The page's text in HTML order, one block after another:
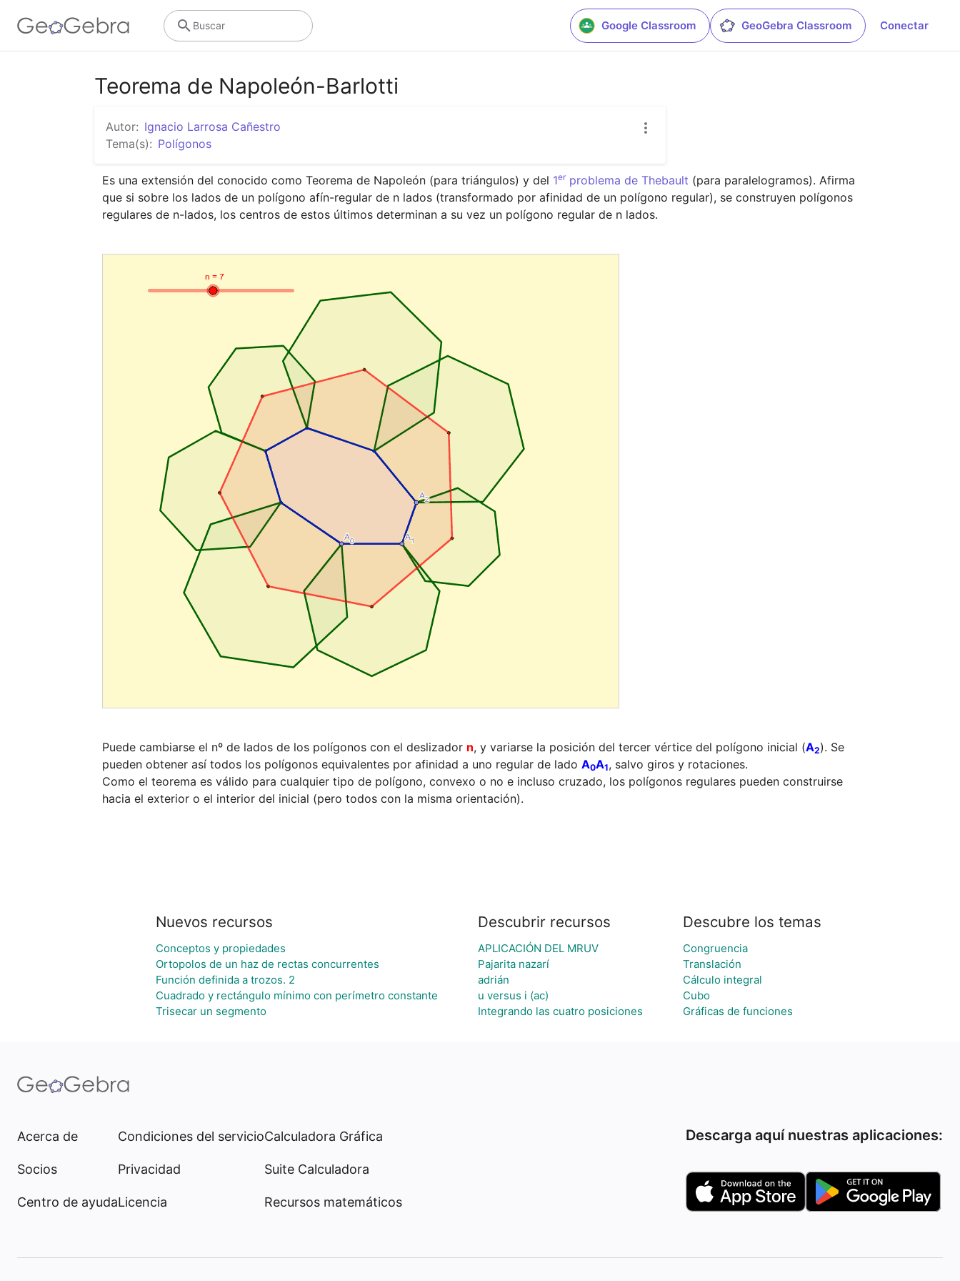
Google Classroom GeoGebra Classroom Conectar
Buscar
Teorema de Napoleón-Barlotti
Autor: Ignacio Larrosa Cañestro
Tema(s): Polígonos
Es una extensión del conocido como Teorema de Napoleón (para triángulos) y del 1er problema de Thebault (para paralelogramos). Afirma
que si sobre los lados de un polígono afín-regular de n lados (transformado por afinidad de un polígono regular), se construyen polígonos
regulares de n-lados, los centros de estos últimos determinan a su vez un polígono regular de n lados.
Puede cambiarse el nº de lados de los polígonos con el deslizador n, y variarse la posición del tercer vértice del polígono inicial (A2). Se
pueden obtener así todos los polígonos equivalentes por afinidad a uno regular de lado A0A1, salvo giros y rotaciones.
Como el teorema es válido para cualquier tipo de polígono, convexo o no e incluso cruzado, los polígonos regulares pueden construirse
hacia el exterior o el interior del inicial (pero todos con la misma orientación).
Nuevos recursos
Conceptos y propiedades
Ortopolos de un haz de rectas concurrentes
Función definida a trozos. 2
Cuadrado y rectángulo mínimo con perímetro constante
Trisecar un segmento
Descubrir recursos
APLICACIÓN DEL MRUV
Pajarita nazarí
adrián
u versus i (ac)
Integrando las cuatro posiciones
Descubre los temas
Congruencia
Translación
Cálculo integral
Cubo
Gráficas de funciones
Acerca de
Socios
Centro de ayuda
Condiciones del servicio
Privacidad
Licencia
Calculadora Gráfica
Suite Calculadora
Recursos matemáticos
Descarga aquí nuestras aplicaciones: